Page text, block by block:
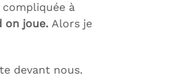
compliquée à
on joue. Alors je
devant nous.